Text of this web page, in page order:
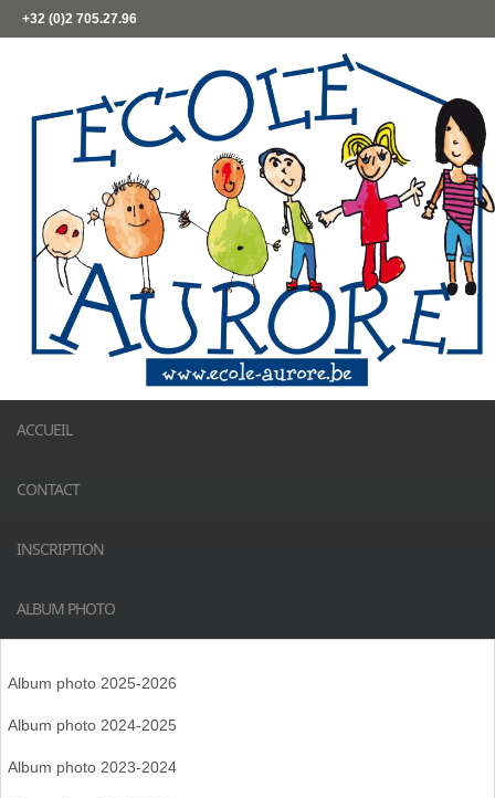
+32 (0)2 705.27.96
ACCUEIL
CONTACT
INSCRIPTION
ALBUM PHOTO
Album photo 2025-2026
Album photo 2024-2025
Album photo 2023-2024